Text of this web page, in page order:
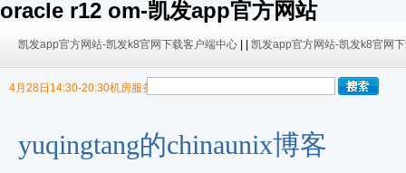
oracle r12 om-凯发app官方网站
凯发app官方网站-凯发k8官网下载客户端中心 凯发app官方网站-凯发k8官网
yuqingtang的chinaunix博客
4月28日14:30-20:30机房服务器迁移，暂停博客使用
9/30日 14:00 -10/4日 08:00暂时无法发布内容！